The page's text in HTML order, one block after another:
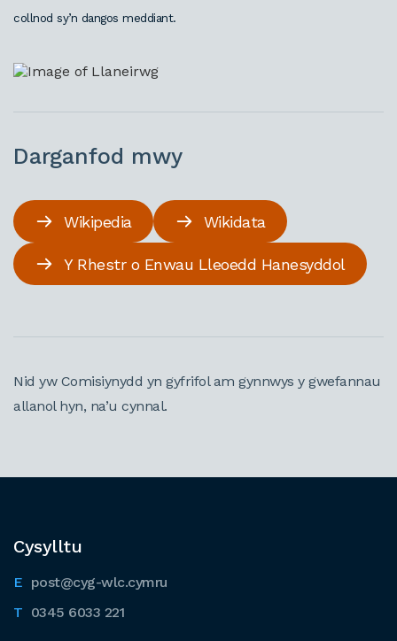
collnod sy’n dangos meddiant.
Darganfod mwy
Wikipedia Wikidata
Y Rhestr o Enwau Lleoedd Hanesyddol
Nid yw Comisiynydd yn gyfrifol am gynnwys y gwefannau
allanol hyn, na’u cynnal.
Cysylltu
post@cyg-wlc.cymru
0345 6033 221